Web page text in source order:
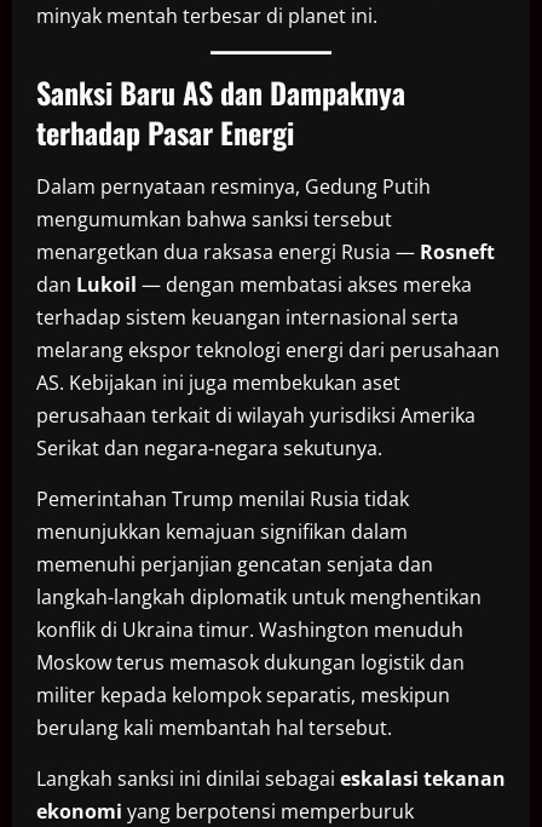
minyak mentah terbesar di planet ini.
Sanksi Baru AS dan Dampaknya
terhadap Pasar Energi
Dalam pernyataan resminya, Gedung Putih
mengumumkan bahwa sanksi tersebut
menargetkan dua raksasa energi Rusia — Rosneft
dan Lukoil — dengan membatasi akses mereka
terhadap sistem keuangan internasional serta
melarang ekspor teknologi energi dari perusahaan
AS. Kebijakan ini juga membekukan aset
perusahaan terkait di wilayah yurisdiksi Amerika
Serikat dan negara-negara sekutunya.
Pemerintahan Trump menilai Rusia tidak
menunjukkan kemajuan signifikan dalam
memenuhi perjanjian gencatan senjata dan
langkah-langkah diplomatik untuk menghentikan
konflik di Ukraina timur. Washington menuduh
Moskow terus memasok dukungan logistik dan
militer kepada kelompok separatis, meskipun
berulang kali membantah hal tersebut.
Langkah sanksi ini dinilai sebagai eskalasi tekanan
ekonomi yang berpotensi memperburuk